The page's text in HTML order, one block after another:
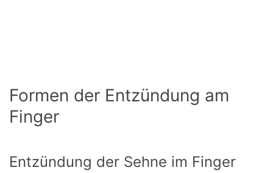
Formen der Entzündung am
Finger
Entzündung der Sehne im Finger